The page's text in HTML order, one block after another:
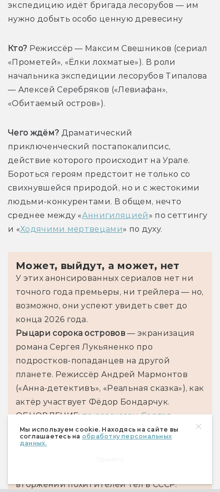
Мы используем cookie. Находясь на сайте вы
соглашаетесь на обработку персональных
данных.
экспедицию идёт бригада лесорубов — им
нужно добыть особо ценную древесину
Кто? Режиссёр — Максим Свешников (сериал
«Прометей», «Ёлки лохматые»). В роли
начальника экспедиции лесорубов Типалова
— Алексей Серебряков («Левиафан»,
«Обитаемый остров»).
Чего ждём? Драматический
приключенческий постапокалипсис,
Бороться героям предстоит не только со
свихнувшейся природой, но и с жестокими
людьми-конкурентами. В общем, нечто
среднее между «Аннигиляцией » по сеттингу
и «Ходячими мертвецами» по духу.
Может, выйдут, а может, нет
У этих анонсированных сериалов нет ни
точного года премьеры, ни трейлера — но,
возможно, они успеют увидеть свет до
конца 2026 года.
Рыцари сорока островов — экранизация
романа Сергея Лукьяненко про
подростков-попаданцев на другой
планете. Режиссёр Андрей Мармонтов
(«Анна-детективъ», «Реальная сказка»), как
актёр участвует Фёдор Бондарчук.
ОБНОВЛЕНИЕ: по рассказам Сергея
Лукьяненко, сериалу ещё далеко даже до
съёмок.
вторжении похитителей тел в СССР.